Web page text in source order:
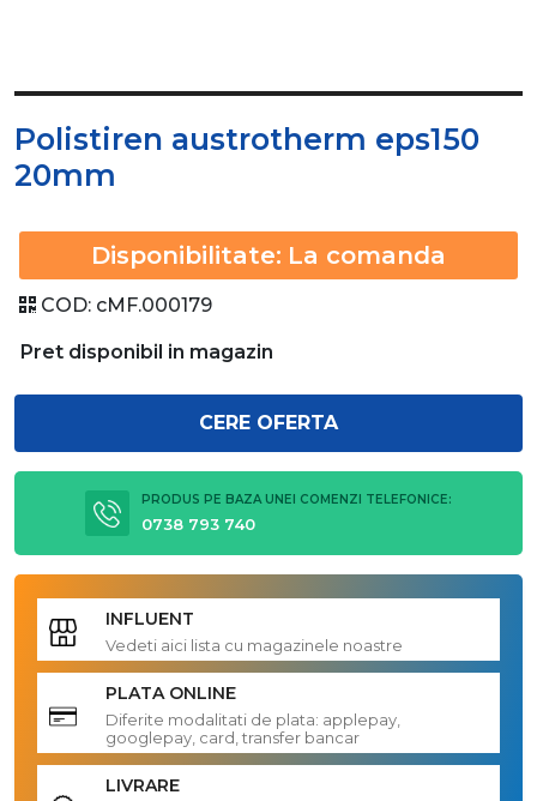
Polistiren austrotherm eps150
20mm
Disponibilitate: La comanda
COD: cMF.000179
Pret disponibil in magazin
CERE OFERTA
PRODUS PE BAZA UNEI COMENZI TELEFONICE:
0738 793 740
INFLUENT
Vedeti aici lista cu magazinele noastre
PLATA ONLINE
Diferite modalitati de plata: applepay,
googlepay, card, transfer bancar
LIVRARE